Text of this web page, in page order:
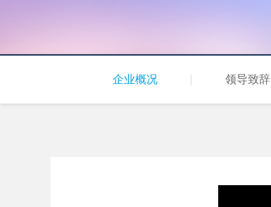
企业概况 领导致辞